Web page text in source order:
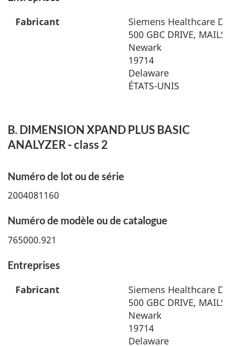
Fabricant
Siemens Healthcare
500 GBC DRIVE,
Newark
19714
Delaware
ÉTATS-UNIS
B. DIMENSION XPAND PLUS BASIC
ANALYZER - class 2
Numéro de lot ou de série
2004081160
Numéro de modèle ou de catalogue
765000.921
Entreprises
Fabricant
Siemens Healthcare
500 GBC DRIVE,
Newark
19714
Delaware